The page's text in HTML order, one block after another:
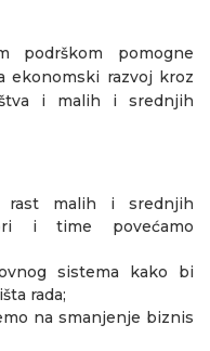
podrškom pomogne
ekonomski razvoj kroz
i malih i srednjih
rast malih i srednjih
i time povećamo
sistema kako bi
rada;
na smanjenje biznis